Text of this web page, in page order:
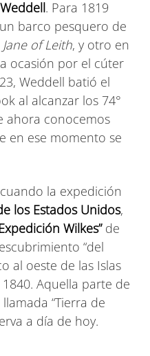
. Para 1819
barco pesquero de
Jane of Leith, y otro en
ocasión por el cúter
Weddell batió el
al alcanzar los 74°
ahora conocemos
en ese momento se
la expedición
los Estados Unidos,
Wilkes”de
“del
al oeste de las Islas
Aquella parte de
“Tierra de
a día de hoy.